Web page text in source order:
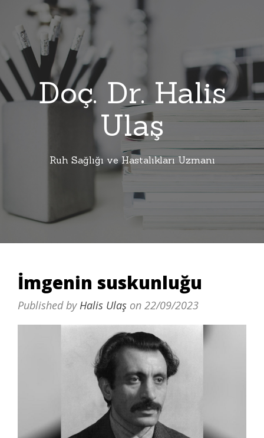
Doç. Dr. Halis
Ulaş
Ruh Sağlığı ve Hastalıkları Uzmanı
İmgenin suskunluğu
Published by Halis Ulaş on 22/09/2023